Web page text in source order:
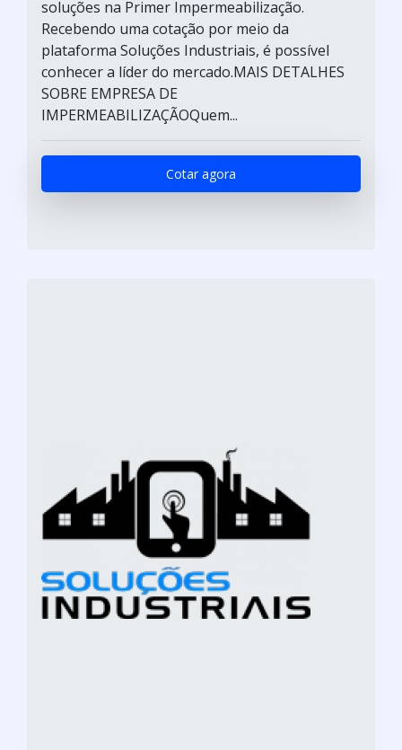
soluções na Primer Impermeabilização.
Recebendo uma cotação por meio da
plataforma Soluções Industriais, é possível
conhecer a líder do mercado.MAIS DETALHES
SOBRE EMPRESA DE
IMPERMEABILIZAÇÃOQuem...
Cotar agora